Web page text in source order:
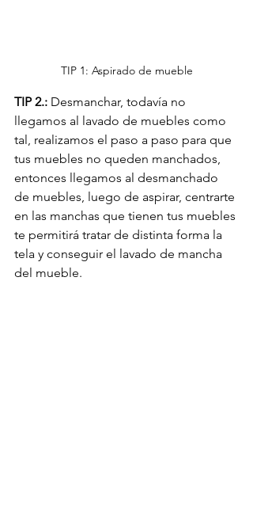
TIP 1: Aspirado de mueble
TIP 2.: Desmanchar, todavía no
llegamos al lavado de muebles como
tal, realizamos el paso a paso para que
tus muebles no queden manchados,
entonces llegamos al desmanchado
de muebles, luego de aspirar, centrarte
en las manchas que tienen tus muebles
te permitirá tratar de distinta forma la
tela y conseguir el lavado de mancha
del mueble.